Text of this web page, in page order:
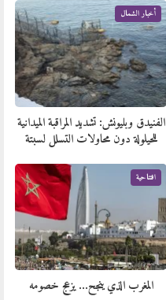
أخبار الشمال
الفنيدق وبليونش: تشديد المراقبة الميدانية
للحيلولة دون محاولات التسلل لسبتة
افتتاحية
المغرب الذي ينجح… يزعج خصومه